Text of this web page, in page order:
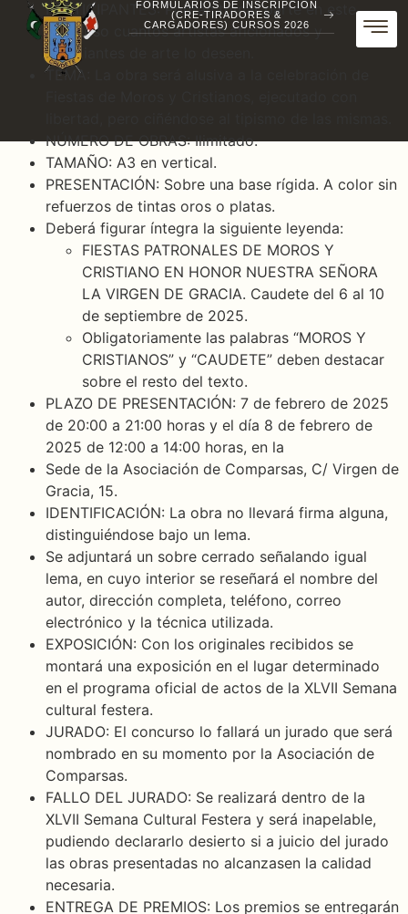
FORMULARIOS DE INSCRIPCIÓN
(CRE-TIRADORES &
CARGADORES) CURSOS 2026
PARTICIPANTES: Podrán tomar parte en este
concurso cuantos artistas aficionados y
estudiantes de arte lo deseen.
TEMA: La obra será alusiva a la celebración de
NÚMERO DE OBRAS: Ilimitado.
TAMAÑO: A3 en vertical.
PRESENTACIÓN: Sobre una base rígida. A color sin
refuerzos de tintas oros o platas.
Deberá figurar íntegra la siguiente leyenda:
FIESTAS PATRONALES DE MOROS Y
CRISTIANO EN HONOR NUESTRA SEÑORA
LA VIRGEN DE GRACIA. Caudete del 6 al 10
de septiembre de 2025.
Obligatoriamente las palabras “MOROS Y
CRISTIANOS” y “CAUDETE” deben destacar
sobre el resto del texto.
PLAZO DE PRESENTACIÓN: 7 de febrero de 2025
de 20:00 a 21:00 horas y el día 8 de febrero de
2025 de 12:00 a 14:00 horas, en la
Sede de la Asociación de Comparsas, C/ Virgen de
Gracia, 15.
IDENTIFICACIÓN: La obra no llevará firma alguna,
distinguiéndose bajo un lema.
Se adjuntará un sobre cerrado señalando igual
lema, en cuyo interior se reseñará el nombre del
autor, dirección completa, teléfono, correo
electrónico y la técnica utilizada.
EXPOSICIÓN: Con los originales recibidos se
montará una exposición en el lugar determinado
en el programa oficial de actos de la XLVII Semana
cultural festera.
JURADO: El concurso lo fallará un jurado que será
nombrado en su momento por la Asociación de
Comparsas.
FALLO DEL JURADO: Se realizará dentro de la
XLVII Semana Cultural Festera y será inapelable,
pudiendo declararlo desierto si a juicio del jurado
las obras presentadas no alcanzasen la calidad
necesaria.
ENTREGA DE PREMIOS: Los premios se entregarán